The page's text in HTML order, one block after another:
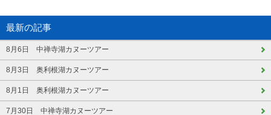
最新の記事
8月6日 中禅寺湖カヌーツアー
8月3日 奥利根湖カヌーツアー
8月1日 奥利根湖カヌーツアー
7月30日 中禅寺湖カヌーツアー